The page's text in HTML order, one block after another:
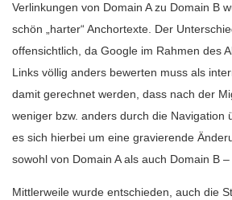
Verlinkungen von Domain A zu Domain B
schön „harter“ Anchortexte. Der
offensichtlich, da Google im Rahmen des
Links völlig anders bewerten muss als
damit gerechnet werden, dass nach der
weniger bzw. anders durch die Navigation
es sich hierbei um eine gravierende
sowohl von Domain A als auch Domain B
Mittlerweile wurde entschieden, auch die